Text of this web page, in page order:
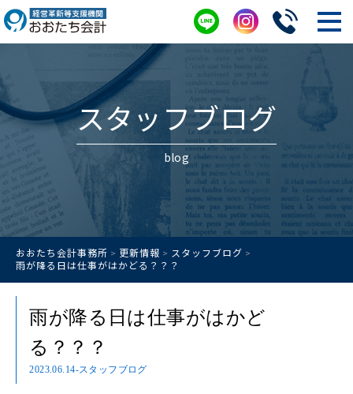
スタッフブログ
blog
おおたち会計事務所 > 更新情報 > スタッフブログ >
雨が降る日は仕事がはかどる？？？
雨が降る日は仕事がはかど
る？？？
2023.06.14-スタッフブログ